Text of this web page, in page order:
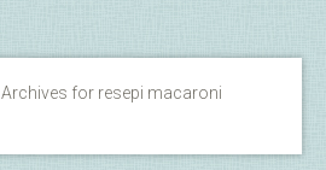
Archives for resepi macaroni